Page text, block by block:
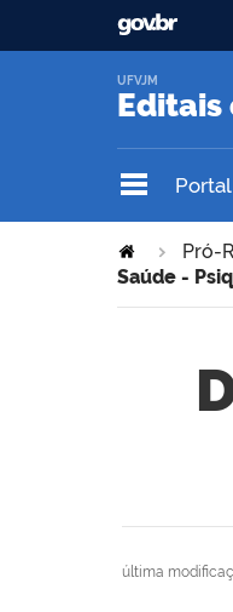
Editais
UFVJM
Pró-
Saúde -
última